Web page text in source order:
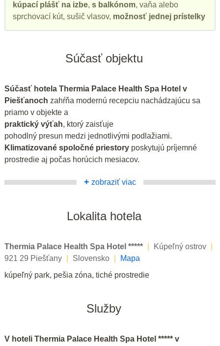
kúpací plášť na izbe, s balkónom, vaňa alebo
sprchovací kút, sušič vlasov, možnosť jednej prístelky
Súčasť objektu
Súčasť hotela Thermia Palace Health Spa Hotel v
Piešťanoch zahŕňa modernú recepciu nachádzajúcu sa
priamo v objekte a
praktický výťah, ktorý zaisťuje
pohodlný presun medzi jednotlivými podlažiami.
Klimatizované spoločné priestory poskytujú príjemné
prostredie aj počas horúcich mesiacov.
+ zobraziť viac
Lokalita hotela
Thermia Palace Health Spa Hotel ***** Kúpeľný ostrov
921 29 Piešťany
Slovensko
Mapa
kúpeľný park, pešia zóna, tiché prostredie
Služby
V hoteli Thermia Palace Health Spa Hotel ***** v